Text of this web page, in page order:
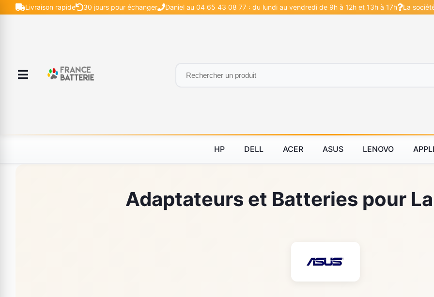
Livraison rapide 30 jours pour échanger Daniel au 04 65 43 08 77 : du lundi au vendredi de 9h à 12h et 13h à 17h La
HP DELL ACER ASUS LENOVO
Adaptateurs et Batteries pour